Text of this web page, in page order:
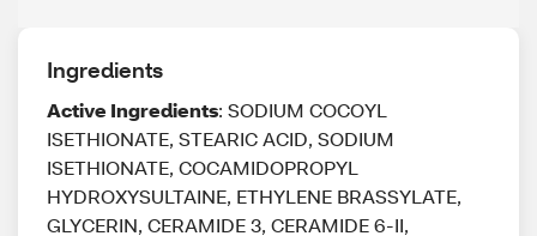
Ingredients
Active Ingredients: SODIUM COCOYL
ISETHIONATE, STEARIC ACID, SODIUM
ISETHIONATE, COCAMIDOPROPYL
HYDROXYSULTAINE, ETHYLENE BRASSYLATE,
GLYCERIN, CERAMIDE 3, CERAMIDE 6-II,